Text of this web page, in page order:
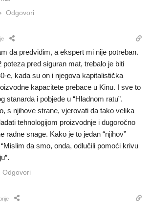
Odgovori
da predvidim, a ekspert mi nije potreban.
poteza pred siguran mat, trebalo je biti
e, kada su on i njegova kapitalistička
kapacitete prebace u Kinu. I sve to
stanarda i pobjede u “Hladnom ratu”.
s njihove strane, vjerovati da tako velika
tehnologijom proizvodnje i dugoročno
radne snage. Kako je to jedan “njihov”
da smo, onda, odlučili pomoći krivu
Odgovori